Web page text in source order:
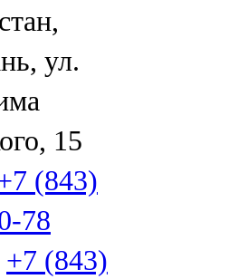
ул.
15
(843)
78
+7 (843)